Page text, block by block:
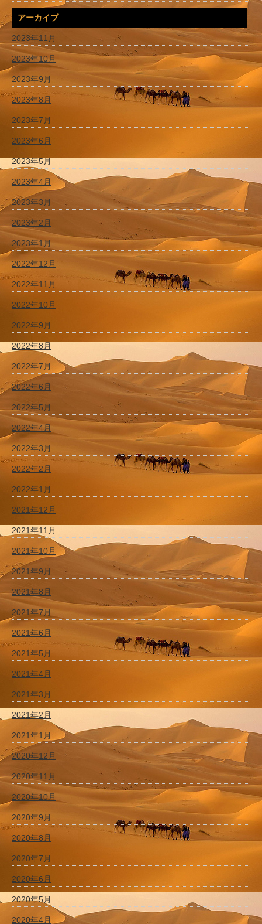
アーカイブ
2023年11月
2023年10月
2023年9月
2023年8月
2023年7月
2023年6月
2023年5月
2023年4月
2023年3月
2023年2月
2023年1月
2022年12月
2022年11月
2022年10月
2022年9月
2022年8月
2022年7月
2022年6月
2022年5月
2022年4月
2022年3月
2022年2月
2022年1月
2021年12月
2021年11月
2021年10月
2021年9月
2021年8月
2021年7月
2021年6月
2021年5月
2021年4月
2021年3月
2021年2月
2021年1月
2020年12月
2020年11月
2020年10月
2020年9月
2020年8月
2020年7月
2020年6月
2020年5月
2020年4月